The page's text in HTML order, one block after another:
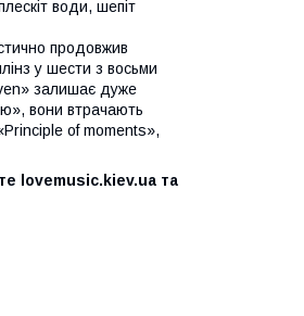
води, шепіт
продовжив
у шести з восьми
залишає дуже
вони втрачають
of moments»,
lovemusic.kiev.ua та